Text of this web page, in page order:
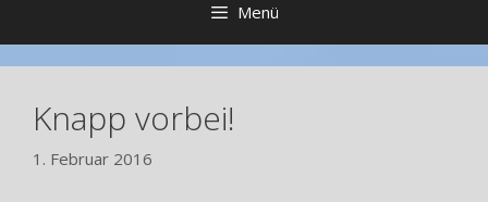
Menü
Knapp vorbei!
1. Februar 2016